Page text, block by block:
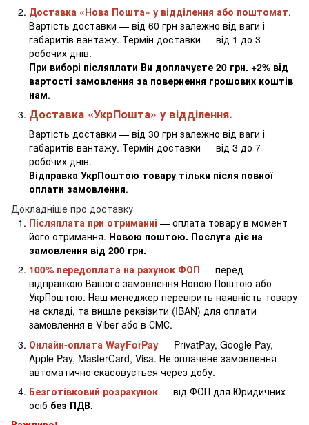
Доставка «Нова Пошта» у відділення або поштомат.
Вартість доставки — від 60 грн залежно від ваги і
габаритів вантажу. Термін доставки — від 1 до 3
робочих днів.
При виборі післяплати Ви доплачуєте 20 грн. +2% від
вартості замовлення за повернення грошових коштів
нам.
Доставка «УкрПошта» у відділення.
Вартість доставки — від 30 грн залежно від ваги і
габаритів вантажу. Термін доставки — від 3 до 7
робочих днів.
Відправка УкрПоштою товару тільки після повної
оплати замовлення.
Докладніше про доставку
Післяплата при отриманні — оплата товару в момент
його отримання. Новою поштою. Послуга діє на
замовлення від 200 грн.
100% передоплата на рахунок ФОП — перед
відправкою Вашого замовлення Новою Поштою або
УкрПоштою. Наш менеджер перевірить наявність товару
на складі, та вишле реквізити (IBAN) для оплати
замовлення в Viber або в СМС.
Онлайн-оплата WayForPay — PrivatPay, Google Pay,
Apple Pay, MasterCard, Visa. Не оплачене замовлення
автоматично скасовується через добу.
Безготівковий розрахунок — від ФОП для Юридичних
осіб без ПДВ.